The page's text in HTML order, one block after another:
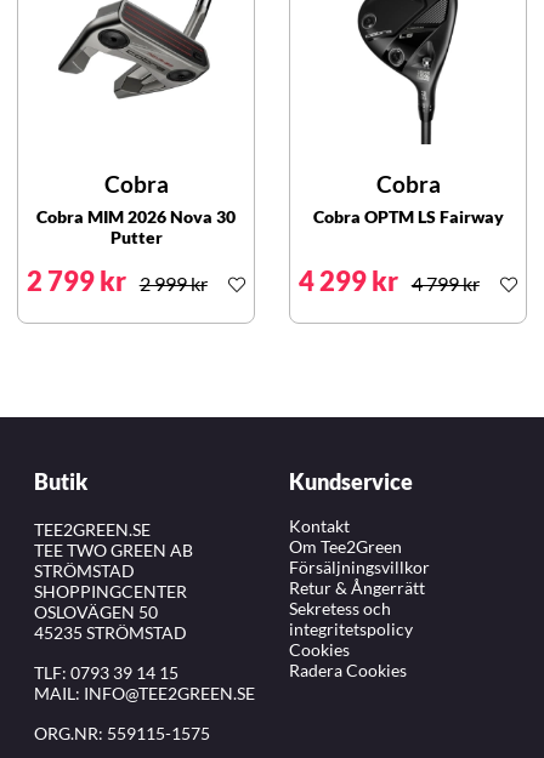
Cobra
Cobra MIM 2026 Nova 30
Putter
2 799 kr 2 999 kr
Cobra
Cobra OPTM LS Fairway
4 299 kr 4 799 kr
Butik
TEE2GREEN.SE
TEE TWO GREEN AB
STRÖMSTAD
SHOPPINGCENTER
OSLOVÄGEN 50
45235 STRÖMSTAD
TLF: 0793 39 14 15
MAIL: INFO@TEE2GREEN.SE
ORG.NR: 559115-1575
Kundservice
Kontakt
Om Tee2Green
Försäljningsvillkor
Retur & Ångerrätt
Sekretess och
integritetspolicy
Cookies
Radera Cookies